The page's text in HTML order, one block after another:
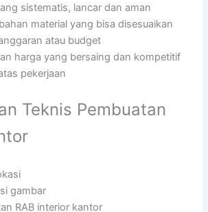
sistematis, lancar dan aman
material yang bisa disesuaikan
atau budget
harga yang bersaing dan kompetitif
pekerjaan
Teknis Pembuatan
gambar
RAB interior kantor